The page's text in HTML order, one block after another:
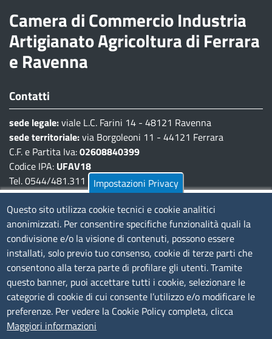
Camera di Commercio Industria
Artigianato Agricoltura di Ferrara
e Ravenna
Contatti
sede legale:viale L.C. Farini 14 - 48121 Ravenna
sede territoriale:via Borgoleoni 11 - 44121 Ferrara
C.F. e Partita Iva:02608840399
Codice IPA: UFAV18
Tel. 0544/481.311 - 0532/783.711
Pec:cciaa@pec.fera.camcom.it
Amministrazione Trasparente
Bandi di gara
Bilanci
Concorsi e selezioni
Procedimenti
Provvedimenti
Impostazioni Privacy
Questo sito utilizza cookie tecnici e cookie analitici
anonimizzati. Per consentire specifiche funzionalità quali la
condivisione e/o la visione di contenuti, possono essere
installati, solo previo tuo consenso, cookie di terze parti che
consentono alla terza parte di profilare gli utenti. Tramite
questo banner, puoi accettare tutti i cookie, selezionare le
categorie di cookie di cui consente l’utilizzo e/o modificare le
preferenze. Per vedere la Cookie Policy completa, clicca
Maggiori informazioni